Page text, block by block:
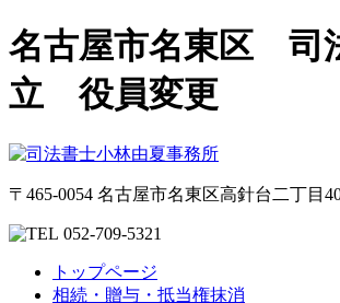
名古屋市名東区
立 役員変更
〒465-0054 名古屋市名東区高針台二丁目
052-709-5321
トップページ
相続・贈与・抵当権抹消